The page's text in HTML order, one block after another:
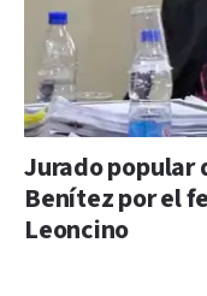
Jurado popular
Benítez por el
Leoncino